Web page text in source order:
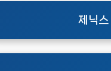
제닉스